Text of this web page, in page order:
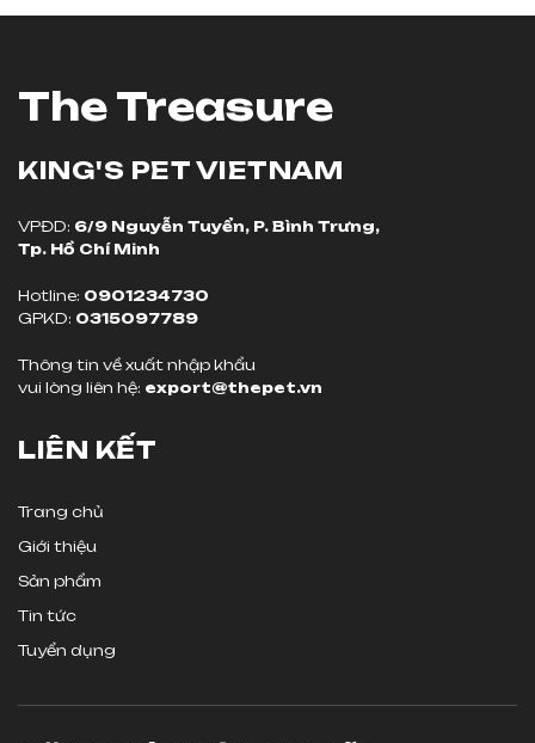
The Treasure
KING'S PET VIETNAM
VPĐD: 6/9 Nguyễn Tuyển, P. Bình Trưng,
Tp. Hồ Chí Minh
Hotline: 0901234730
GPKD: 0315097789
Thông tin về xuất nhập khẩu
vui lòng liên hệ: export@thepet.vn
LIÊN KẾT
Trang chủ
Giới thiệu
Sản phẩm
Tin tức
Tuyển dụng